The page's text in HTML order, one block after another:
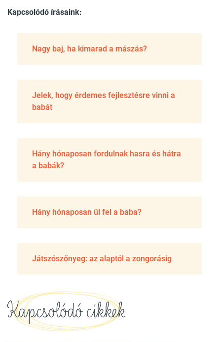
Kapcsolódó írásaink:
Nagy baj, ha kimarad a mászás?
Jelek, hogy érdemes fejlesztésre vinni a
babát
Hány hónaposan fordulnak hasra és hátra
a babák?
Hány hónaposan ül fel a baba?
Játszószőnyeg: az alaptól a zongorásig
Kapcsolódó cikkek